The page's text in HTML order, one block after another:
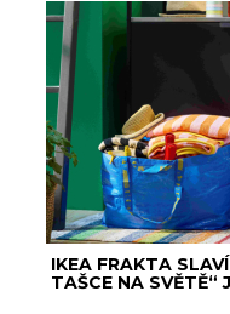
IKEA FRAKTA
TAŠCE NA SVĚTĚ“